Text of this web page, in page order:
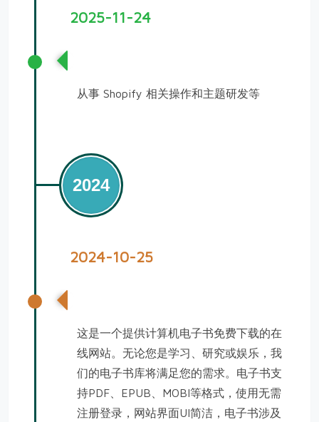
2025-11-24
从事 Shopify 相关操作和主题研发等
2024
2024-10-25
这是一个提供计算机电子书免费下载的在
线网站。无论您是学习、研究或娱乐，我
们的电子书库将满足您的需求。电子书支
持PDF、EPUB、MOBI等格式，使用无需
注册登录，网站界面UI简洁，电子书涉及